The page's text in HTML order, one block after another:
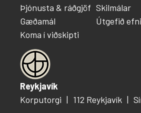
Reykjavík
Korputorgi
112 Reykjavík
Þjónusta & ráðgjöf
Gæðamál
Koma í viðskipti
Skilmálar
Útgefið efni